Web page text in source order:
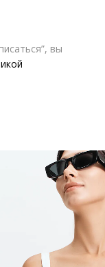
вы